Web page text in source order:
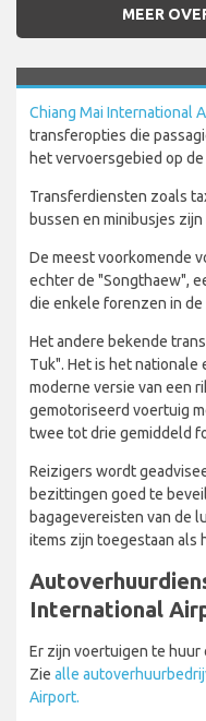
MEER
Chiang Mai International
transferopties die
het vervoersgebied op
Transferdiensten zoals
bussen en minibusjes
De meest voorkomende
echter de "Songthaew",
die enkele forenzen in de
Het andere bekende
Tuk". Het is het nationale
moderne versie van een
gemotoriseerd voertuig
twee tot drie gemiddeld
Reizigers wordt
bezittingen goed te
bagagevereisten van de
items zijn toegestaan als
International
Er zijn voertuigen te huur
Zie alle
Airport.